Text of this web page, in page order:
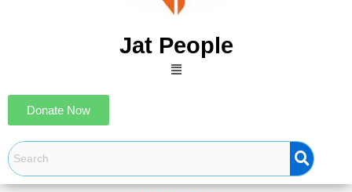
Jat People
Menu
Donate Now